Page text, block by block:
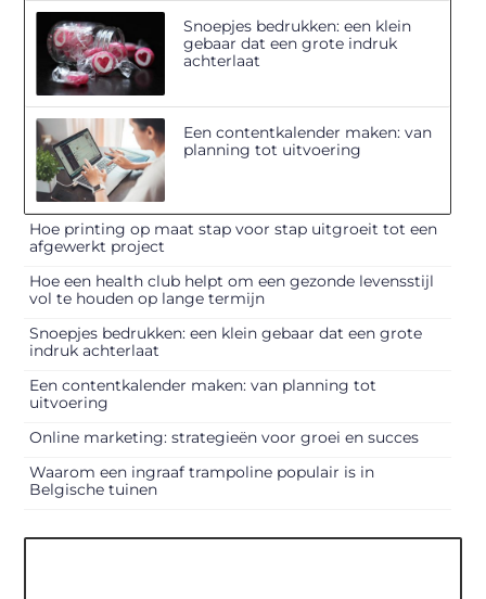
Snoepjes bedrukken: een klein
gebaar dat een grote indruk
achterlaat
Een contentkalender maken: van
planning tot uitvoering
Hoe printing op maat stap voor stap uitgroeit tot een
afgewerkt project
Hoe een health club helpt om een gezonde levensstijl
vol te houden op lange termijn
Snoepjes bedrukken: een klein gebaar dat een grote
indruk achterlaat
Een contentkalender maken: van planning tot
uitvoering
Online marketing: strategieën voor groei en succes
Waarom een ingraaf trampoline populair is in
Belgische tuinen